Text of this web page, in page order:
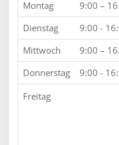
Montag
9:00 –
Dienstag
9:00 -
Mittwoch
9:00 –
Donnerstag
9:00 -
Freitag